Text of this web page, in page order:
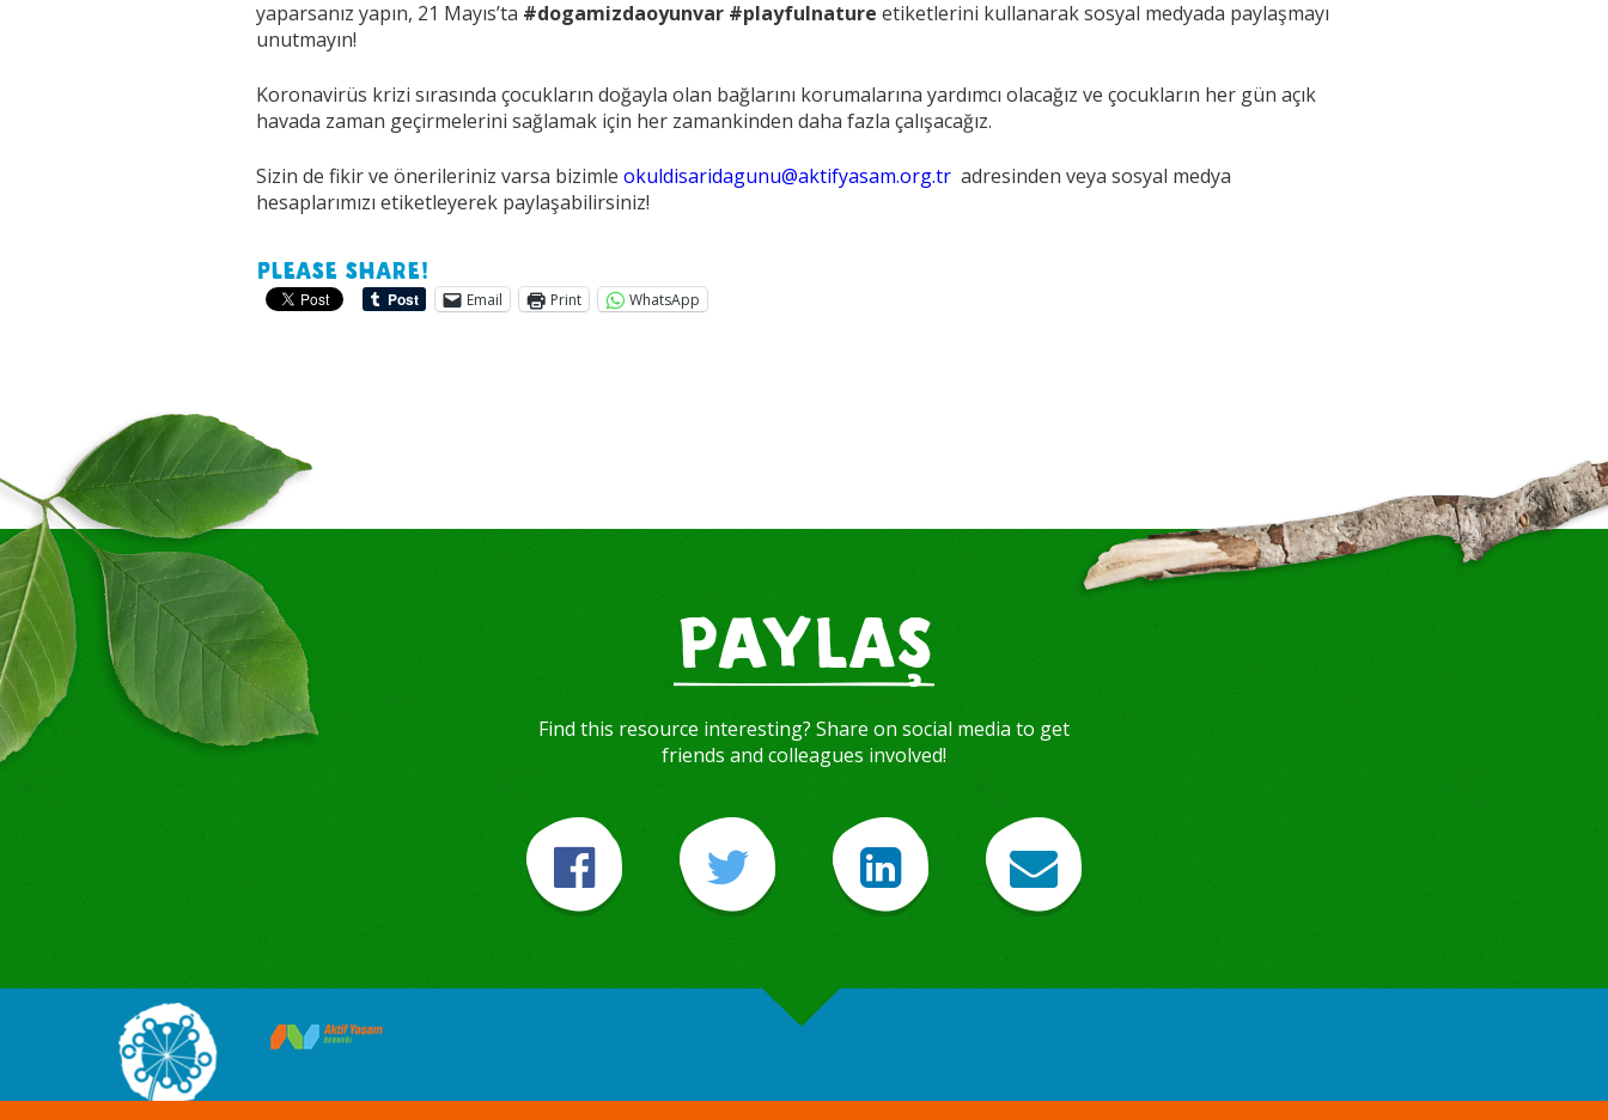
yaparsanız yapın, 21 Mayıs’ta #dogamizdaoyunvar #playfulnature etiketlerini kullanarak sosyal medyada paylaşmayı
unutmayın!
Koronavirüs krizi sırasında çocukların doğayla olan bağlarını korumalarına yardımcı olacağız ve çocukların her gün açık
havada zaman geçirmelerini sağlamak için her zamankinden daha fazla çalışacağız.
Sizin de fikir ve önerileriniz varsa bizimle okuldisaridagunu@aktifyasam.org.tradresinden veya sosyal medya
hesaplarımızı etiketleyerek paylaşabilirsiniz!
Please share!
Email Print WhatsApp
PAYLAŞ
Find this resource interesting? Share on social media to get
friends and colleagues involved!